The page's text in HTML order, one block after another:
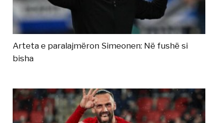
Arteta e paralajmëron Simeonen: Në fushë si
bisha